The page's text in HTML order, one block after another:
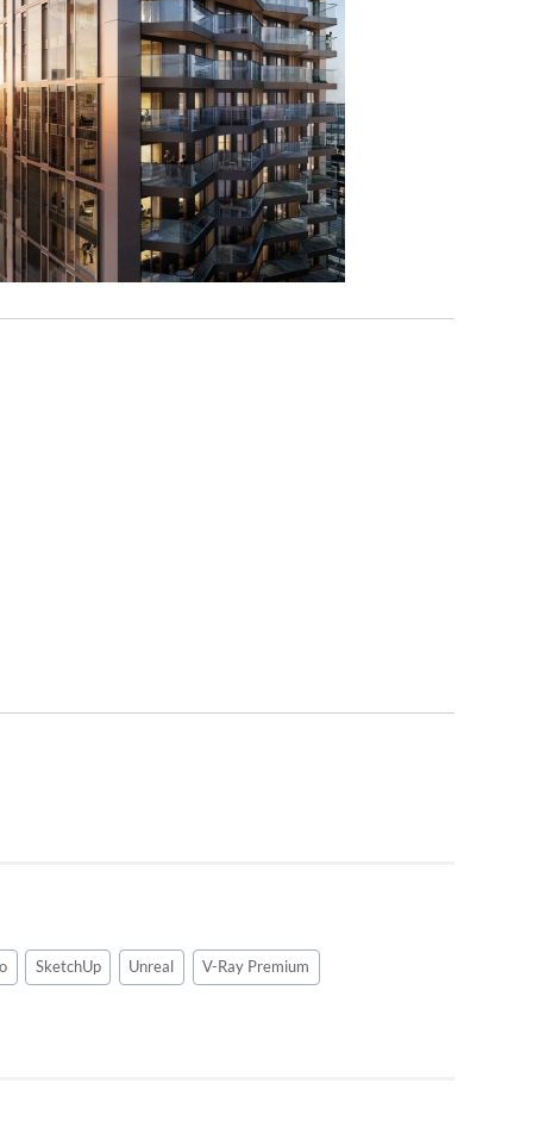
SketchUp Unreal V-Ray Premium